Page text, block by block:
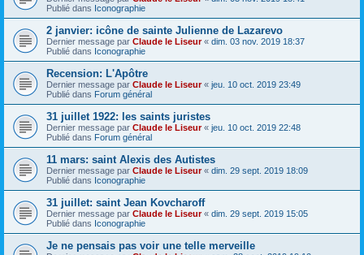
Publié dans Iconographie
2 janvier: icône de sainte Julienne de Lazarevo
Dernier message par Claude le Liseur« dim. 03 nov. 2019 18:37
Publié dans Iconographie
Recension: L'Apôtre
Dernier message par Claude le Liseur« jeu. 10 oct. 2019 23:49
Publié dans Forum général
31 juillet 1922: les saints juristes
Dernier message par Claude le Liseur« jeu. 10 oct. 2019 22:48
Publié dans Forum général
11 mars: saint Alexis des Autistes
Dernier message par Claude le Liseur« dim. 29 sept. 2019 18:09
Publié dans Iconographie
31 juillet: saint Jean Kovcharoff
Dernier message par Claude le Liseur« dim. 29 sept. 2019 15:05
Publié dans Iconographie
Je ne pensais pas voir une telle merveille